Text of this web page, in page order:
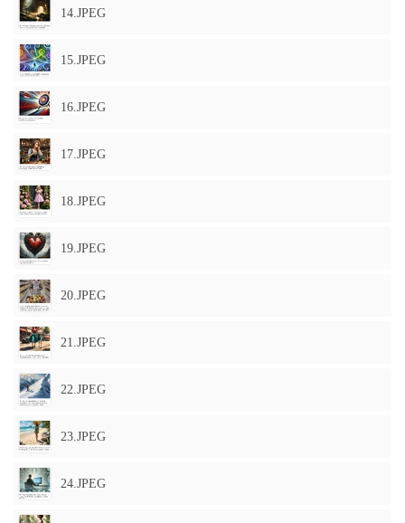
14.JPEG
15.JPEG
16.JPEG
17.JPEG
18.JPEG
19.JPEG
20.JPEG
21.JPEG
22.JPEG
23.JPEG
24.JPEG